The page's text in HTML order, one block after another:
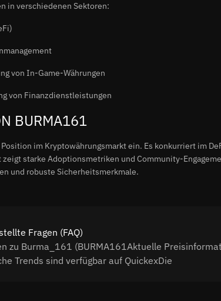
in verschiedenen Sektoren:
von In-Game-Währungen
von Finanzdienstleistungen
BURMA161
im Kryptowährungsmarkt ein. Es konkurriert im
zeigt starke Adoptionsmetriken und Community-
und robuste Sicherheitsmerkmale.
Fragen (FAQ)
zu Burma_161 (BURMA161Aktuelle
Trends sind verfügbar auf QuickexDie